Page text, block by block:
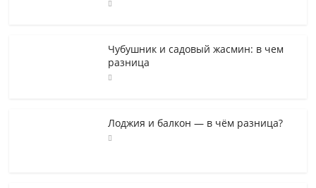
Чубушник и садовый жасмин: в чем
разница
Лоджия и балкон — в чём разница?